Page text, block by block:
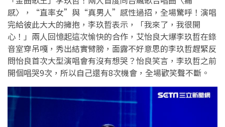
感〉，“直率女”與“真男人”感性過招，全場驚呼！演唱
完給彼此大大的擁抱，李玖哲表示，「我來了，我很開
心！」兩人回憶起這次愉快的合作，艾怡良大爆李玖哲在錄
音室穿吊嘎，秀出結實臂膀，面露不好意思的李玖哲趕緊反
問怡良首次大型演唱會有沒有想哭？怡良笑言，李玖哲之前
開個唱哭9次，所以自己還有8次機會，全場歡笑聲不斷。